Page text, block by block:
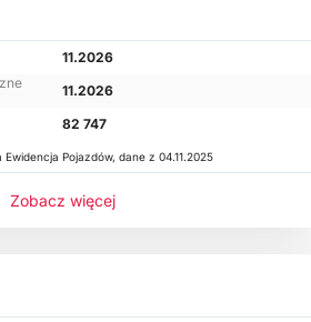
11.2026
11.2026
82 747
Ewidencja Pojazdów, dane z 04.11.2025
Zobacz więcej